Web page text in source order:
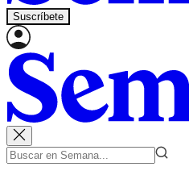
Suscríbete